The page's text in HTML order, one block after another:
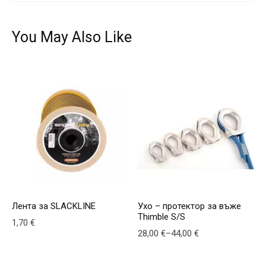
You May Also Like
Лента за SLACKLINE
1,70 €
Ухо – протектор за въже
Thimble S/S
28,00€–44,00€
Price range: 28,00 € through